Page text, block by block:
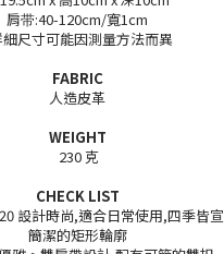
肩带:40-120cm/寬1cm
尺寸可能因測量方法而異
FABRIC
人造皮革
WEIGHT
230 克
CHECK LIST
設計時尚,適合日常使用,四季皆宣
簡潔的矩形輪廓